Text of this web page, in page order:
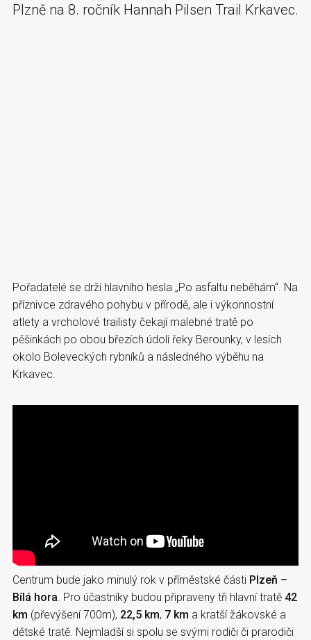
Plzně na 8. ročník Hannah Pilsen Trail Krkavec.
Pořadatelé se drží hlavního hesla „Po asfaltu neběhám“. Na
příznivce zdravého pohybu v přírodě, ale i výkonnostní
atlety a vrcholové trailisty čekají malebné tratě po
pěšinkách po obou březích údolí řeky Berounky, v lesích
okolo Boleveckých rybníků a následného výběhu na
Krkavec.
Centrum bude jako minulý rok v příměstské části Plzeň –
Bílá hora. Pro účastníky budou připraveny tři hlavní tratě 42
km (převýšení 700m), 22,5 km, 7 km a kratší žákovské a
dětské tratě. Nejmladší si spolu se svými rodiči či prarodiči